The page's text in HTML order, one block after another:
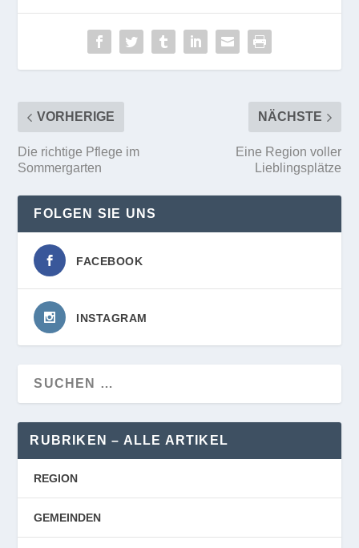
VORHERIGE
Die richtige Pflege im
Sommergarten
NÄCHSTE
Eine Region voller
Lieblingsplätze
FOLGEN SIE UNS
FACEBOOK
INSTAGRAM
RUBRIKEN – ALLE ARTIKEL
REGION
GEMEINDEN